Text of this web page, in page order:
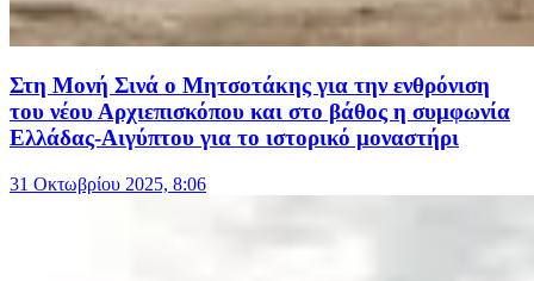
Στη Μονή Σινά ο Μητσοτάκης για την ενθρόνιση
του νέου Αρχιεπισκόπου και στο βάθος η συμφωνία
Ελλάδας-Αιγύπτου για το ιστορικό μοναστήρι
31 Οκτωβρίου 2025, 8:06